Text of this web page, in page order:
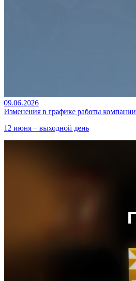
09.06.2026
Изменения в графике работы компании
12 июня – выходной день